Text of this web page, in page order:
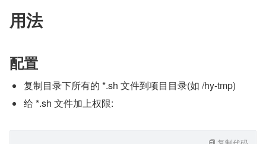
用法
配置
复制目录下所有的 *.sh 文件到项目目录(如 /hy-tmp)
给 *.sh 文件加上权限: